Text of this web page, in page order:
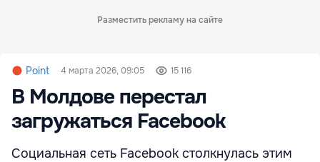
Разместить рекламу на сайте
Point 4 марта 2026, 09:05 15 116
В Молдове перестал
загружаться Facebook
Социальная сеть Facebook столкнулась этим